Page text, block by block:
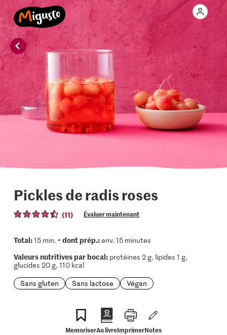
Pickles de radis roses
(11) Évaluer maintenant
Total:15 min. • dont prép.:env. 15 minutes
Valeurs nutritives par bocal:protéines 2 g, lipides 1 g,
glucides 20 g, 110 kcal
Sans gluten
Sans lactose Végan
MemoriserAu livreImprimerNotes